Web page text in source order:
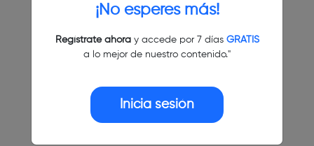
¡No esperes más!
Regístrate ahoray accede por 7 días GRATIS
a lo mejor de nuestro contenido."
Inicia sesión